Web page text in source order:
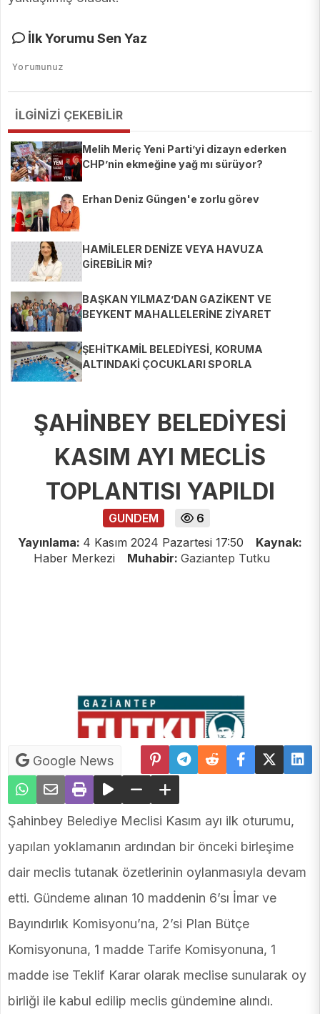
İlk Yorumu Sen Yaz
İLGİNİZİ ÇEKEBİLİR
Melih Meriç Yeni Parti’yi dizayn ederken
CHP’nin ekmeğine yağ mı sürüyor?
Erhan Deniz Güngen'e zorlu görev
HAMİLELER DENİZE VEYA HAVUZA
GİREBİLİR Mİ?
BAŞKAN YILMAZ’DAN GAZİKENT VE
BEYKENT MAHALLELERİNE ZİYARET
ŞEHİTKAMİL BELEDİYESİ, KORUMA
ALTINDAKİ ÇOCUKLARI SPORLA
ŞAHİNBEY BELEDİYESİ
KASIM AYI MECLİS
TOPLANTISI YAPILDI
GUNDEM
6
Yayınlama: 4 Kasım 2024 Pazartesi 17:50
Kaynak:
Haber Merkezi
Muhabir: Gaziantep Tutku
Google News
Şahinbey Belediye Meclisi Kasım ayı ilk oturumu,
yapılan yoklamanın ardından bir önceki birleşime
dair meclis tutanak özetlerinin oylanmasıyla devam
etti. Gündeme alınan 10 maddenin 6’sı İmar ve
Bayındırlık Komisyonu’na, 2’si Plan Bütçe
Komisyonuna, 1 madde Tarife Komisyonuna, 1
madde ise Teklif Karar olarak meclise sunularak oy
birliği ile kabul edilip meclis gündemine alındı.